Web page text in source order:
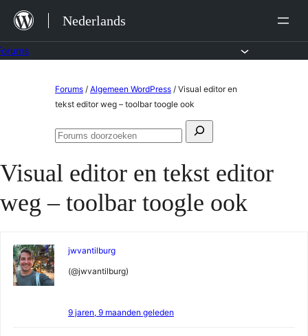
naar
de
Nederlands
Forums / Algemeen WordPress / Visual editor en
tekst editor weg – toolbar toogle ook
Zoeken
Forums
Visual editor en tekst editor
weg – toolbar toogle ook
jwvantilburg
(@jwvantilburg)
9 jaren, 9 maanden geleden